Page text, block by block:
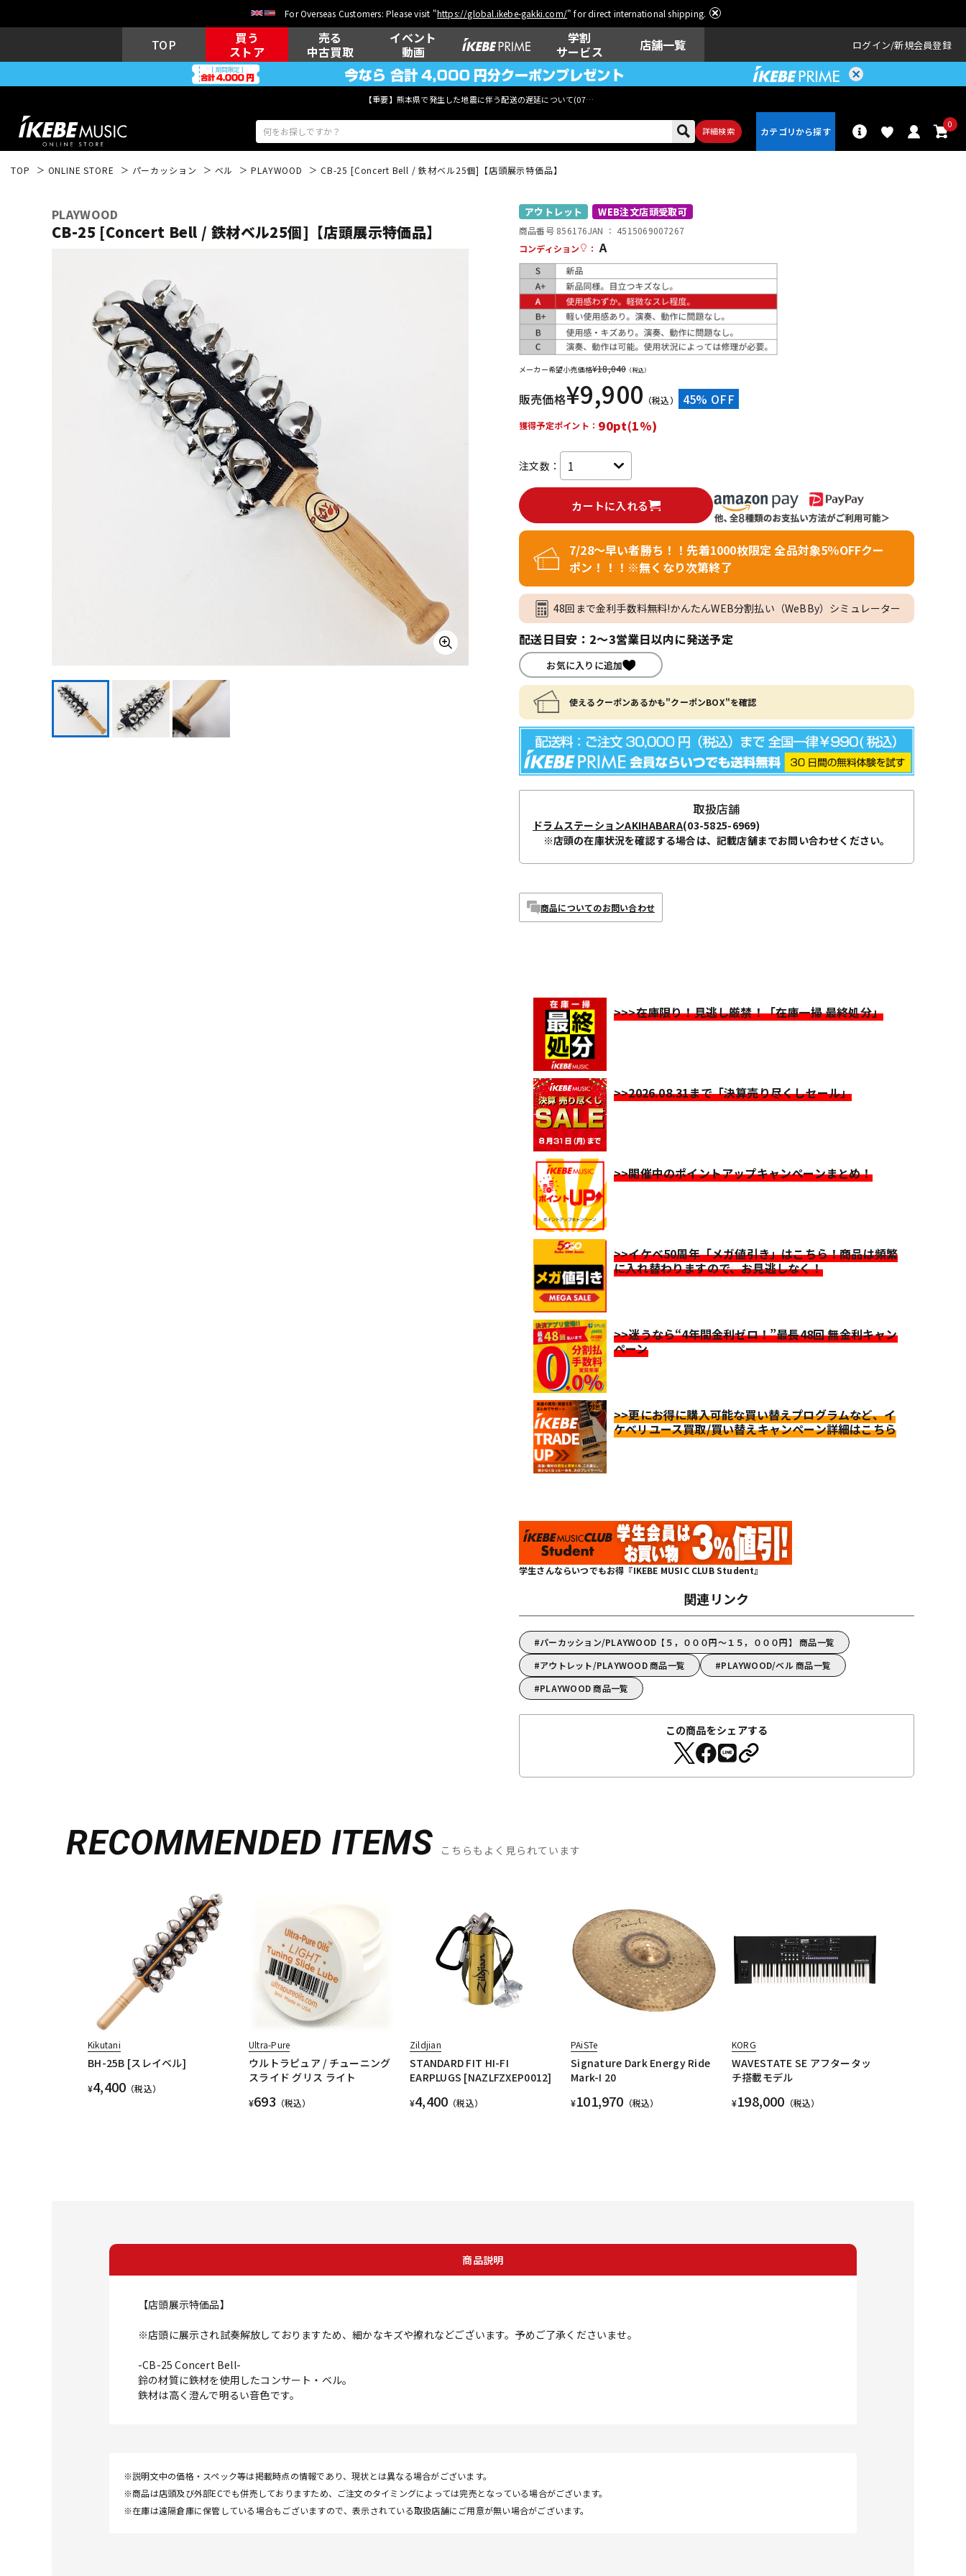
For Overseas Customers: Please visit "https://global.ikebe-gakki.com/" for direct international shipping.
TOP
買う
ストア
売る
中古買取
イベント
動画
学割
サービス
店舗一覧 ログイン 新規会員登録
【重要】熊本県で発生した地震に伴う配送の遅延について(07月29日
詳細検索
0
ウクレレ ドラム
その他楽器
DJ機器 レコーディン
グ機器
配信/ライブ
機器
ヴィンテージ
TOP ONLINE STORE パーカッション ベル PLAYWOOD CB-25 [Concert Bell / 鉄材ベル25個]【店頭展示特価品】
PLAYWOOD
CB-25 [Concert Bell / 鉄材ベル25個]【店頭展示特価品】
アウトレット WEB注文店頭受取可
商品番号 856176JAN ： 4515069007267
コンディション
： A
メーカー希望小売価格¥18,040 （税込）
販売価格¥9,900 （税込） 45% OFF
獲得予定ポイント： 90pt(1%)
注文数：
カートに入れる
7/28～早い者勝ち！！先着1000枚限定 全品対象5％OFFクー
ポン！！！※無くなり次第終了
48回まで金利手数料無料!かんたんWEB分割払い（WeBBy）シミュレーター
配送日目安：2～3営業日以内に発送予定
お気に入りに追加
使えるクーポンあるかも"クーポンBOX"を確認
取扱店舗
ドラムステーションAKIHABARA(03-5825-6969)
※店頭の在庫状況を確認する場合は、記載店舗までお問い合わせください。
商品についてのお問い合わせ
>>>在庫限り！見逃し厳禁！「在庫一掃 最終処分」
>>2026.08.31まで「決算売り尽くしセール」
>>開催中のポイントアップキャンペーンまとめ！
>>イケベ50周年「メガ値引き」はこちら！商品は頻繁
に入れ替わりますので、お見逃しなく！
>>迷うなら“4年間金利ゼロ！”最長48回 無金利キャン
ペーン
>>更にお得に購入可能な買い替えプログラムなど、イ
ケベリユース買取/買い替えキャンペーン詳細はこちら
学生さんならいつでもお得『IKEBE MUSIC CLUB Student』
関連リンク
パーカッション/PLAYWOOD【５，０００円～１５，０００円】 商品一覧
アウトレット/PLAYWOOD 商品一覧
PLAYWOOD/ベル 商品一覧
PLAYWOOD 商品一覧
この商品をシェアする
RECOMMENDED ITEMS こちらもよく見られています
Kikutani
BH-25B [スレイベル]
¥4,400 （税込）
Ultra-Pure
ウルトラピュア / チューニング
スライド グリス ライト
¥693 （税込）
Zildjian
STANDARD FIT HI-FI
EARPLUGS [NAZLFZXEP0012]
¥4,400 （税込）
PAiSTe
Signature Dark Energy Ride
Mark-I 20
¥101,970 （税込）
KORG
WAVESTATE SE アフタータッ
チ搭載モデル
¥198,000 （税込）
商品説明
【店頭展示特価品】
※店頭に展示され試奏解放しておりますため、細かなキズや擦れなどございます。予めご了承くださいませ。
-CB-25 Concert Bell-
鈴の材質に鉄材を使用したコンサート・ベル。
鉄材は高く澄んで明るい音色です。
※説明文中の価格・スペック等は掲載時点の情報であり、現状とは異なる場合がございます。
※商品は店頭及び外部ECでも併売しておりますため、ご注文のタイミングによっては完売となっている場合がございます。
※在庫は遠隔倉庫に保管している場合もございますので、表示されている取扱店舗にご用意が無い場合がございます。